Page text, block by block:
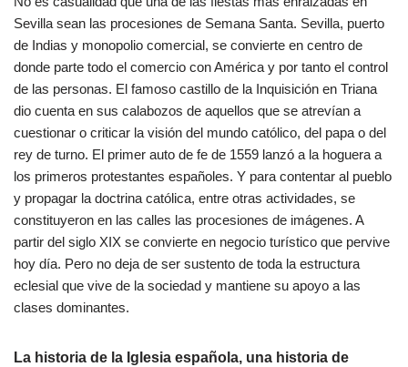
Sevilla sean las procesiones de Semana Santa. Sevilla, puerto
de Indias y monopolio comercial, se convierte en centro de
donde parte todo el comercio con América y por tanto el control
de las personas. El famoso castillo de la Inquisición en Triana
dio cuenta en sus calabozos de aquellos que se atrevían a
cuestionar o criticar la visión del mundo católico, del papa o del
rey de turno. El primer auto de fe de 1559 lanzó a la hoguera a
los primeros protestantes españoles. Y para contentar al pueblo
y propagar la doctrina católica, entre otras actividades, se
constituyeron en las calles las procesiones de imágenes. A
partir del siglo XIX se convierte en negocio turístico que pervive
hoy día. Pero no deja de ser sustento de toda la estructura
eclesial que vive de la sociedad y mantiene su apoyo a las
clases dominantes.
La historia de la Iglesia española, una historia de